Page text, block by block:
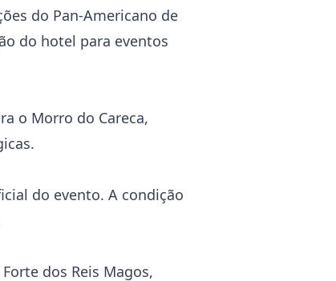
do Pan-Americano de
do hotel para eventos
o Morro do Careca,
do evento. A condição
dos Reis Magos,